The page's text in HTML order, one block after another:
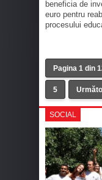
beneficia de
euro pentru
procesului
Pagina 1 din
5
SOCIAL